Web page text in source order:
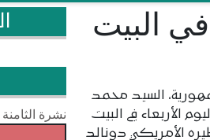
البيت
السيد محمد
الأربعاء في البيت
الأمريكي دونالد
نشرة الثامنة مساء /